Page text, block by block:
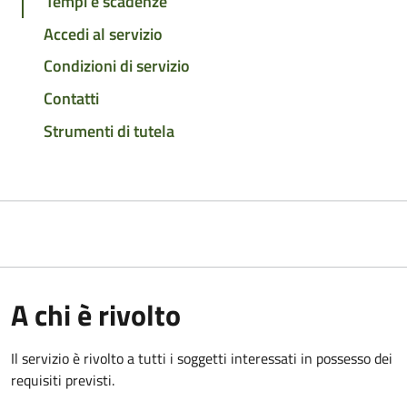
Accedi al servizio
Condizioni di servizio
Contatti
Strumenti di tutela
A chi è rivolto
Il servizio è rivolto a tutti i soggetti interessati in possesso dei
requisiti previsti.